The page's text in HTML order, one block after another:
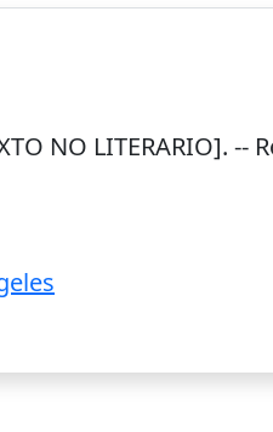
NO LITERARIO]. --